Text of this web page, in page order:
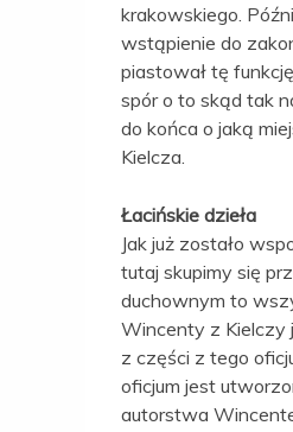
krakowskiego.
wstąpienie do
piastował tę
spór o to skąd tak
do końca o jaką
Kielcza.
Łacińskie dzieła
Jak już zostało
tutaj skupimy się
duchownym to
Wincenty z Kielczy
z części z tego
oficjum jest
autorstwa